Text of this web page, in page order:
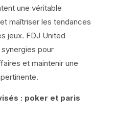
une véritable
maîtriser les tendances
jeux. FDJ United
pour
et maintenir une
: poker et paris